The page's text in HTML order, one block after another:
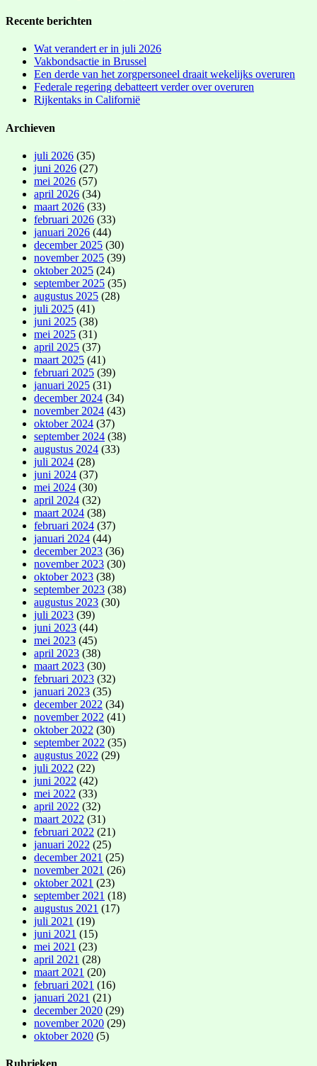
Recente berichten
Wat verandert er in juli 2026
Vakbondsactie in Brussel
Een derde van het zorgpersoneel draait wekelijks overuren
Federale regering debatteert verder over overuren
Rijkentaks in Californië
Archieven
juli 2026 (35)
juni 2026 (27)
mei 2026 (57)
april 2026 (34)
maart 2026 (33)
februari 2026 (33)
januari 2026 (44)
december 2025 (30)
november 2025 (39)
oktober 2025 (24)
september 2025 (35)
augustus 2025 (28)
juli 2025 (41)
juni 2025 (38)
mei 2025 (31)
april 2025 (37)
maart 2025 (41)
februari 2025 (39)
januari 2025 (31)
december 2024 (34)
november 2024 (43)
oktober 2024 (37)
september 2024 (38)
augustus 2024 (33)
juli 2024 (28)
juni 2024 (37)
mei 2024 (30)
april 2024 (32)
maart 2024 (38)
februari 2024 (37)
januari 2024 (44)
december 2023 (36)
november 2023 (30)
oktober 2023 (38)
september 2023 (38)
augustus 2023 (30)
juli 2023 (39)
juni 2023 (44)
mei 2023 (45)
april 2023 (38)
maart 2023 (30)
februari 2023 (32)
januari 2023 (35)
december 2022 (34)
november 2022 (41)
oktober 2022 (30)
september 2022 (35)
augustus 2022 (29)
juli 2022 (22)
juni 2022 (42)
mei 2022 (33)
april 2022 (32)
maart 2022 (31)
februari 2022 (21)
januari 2022 (25)
december 2021 (25)
november 2021 (26)
oktober 2021 (23)
september 2021 (18)
augustus 2021 (17)
juli 2021 (19)
juni 2021 (15)
mei 2021 (23)
april 2021 (28)
maart 2021 (20)
februari 2021 (16)
januari 2021 (21)
december 2020 (29)
november 2020 (29)
oktober 2020 (5)